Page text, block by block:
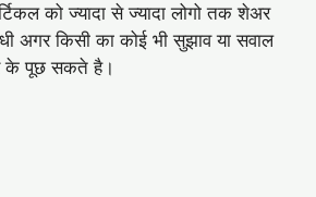
को ज्यादा से ज्यादा लोगो तक शेअर
अगर किसी का कोई भी सुझाव या सवाल
के पूछ सकते है।